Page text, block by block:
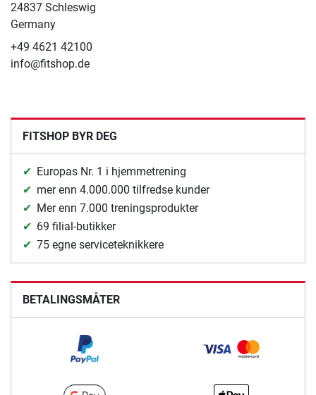
24837 Schleswig
Germany
+49 4621 42100
info@fitshop.de
FITSHOP BYR DEG
Europas Nr. 1 i hjemmetrening
mer enn 4.000.000 tilfredse kunder
Mer enn 7.000 treningsprodukter
69 filial-butikker
75 egne serviceteknikkere
BETALINGSMÅTER